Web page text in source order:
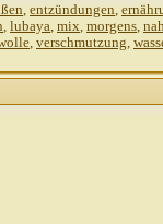
, entzündungen,
, lubaya, mix, morgens,
, verschmutzung,